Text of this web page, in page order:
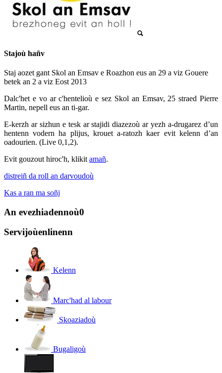
Stajoù hañv
Staj aozet gant Skol an Emsav e Roazhon eus an 29 a viz Gouere
betek an 2 a viz Eost 2013
Dalc'het e vo ar c'hentelioù e sez Skol an Emsav, 25 straed Pierre
Martin, nepell eus an ti-gar.
E-kerzh ar sizhun e tesk ar stajidi diazezoù ar yezh a-drugarez d’un
hentenn vodern ha plijus, krouet a-ratozh kaer evit kelenn d’an
oadourien. (Live 0,1,2).
Evit gouzout hiroc'h, klikit amañ.
distreiñ da roll an darvoudoù
Kas a ran ma soñj
An evezhiadennoù0
Servijoùenlinenn
Kelenn
Marc'had al labour
Skoaziadoù
Bugaligoù